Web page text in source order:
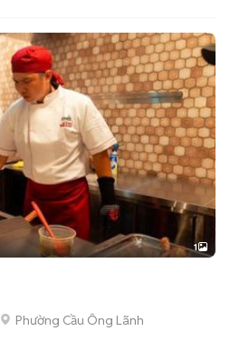
1
Phường Cầu Ông Lãnh